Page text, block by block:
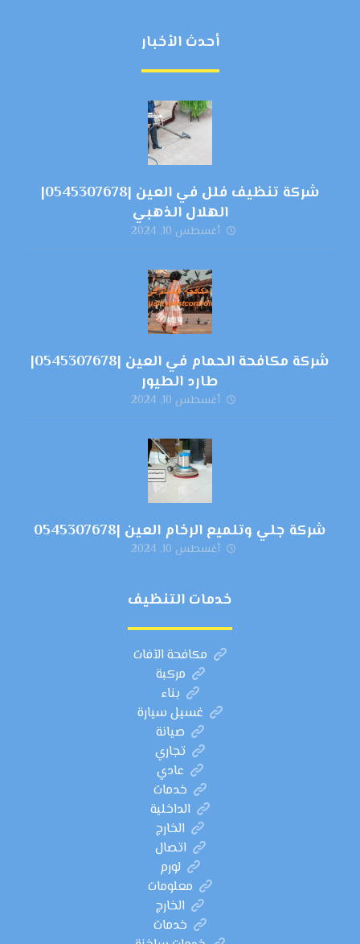
أحدث الأخبار
شركة تنظيف فلل في العين |0545307678|
الهلال الذهبي
أغسطس 10, 2024
شركة مكافحة الحمام في العين |0545307678|
طارد الطيور
أغسطس 10, 2024
شركة جلي وتلميع الرخام العين |0545307678
أغسطس 10, 2024
خدمات التنظيف
مكافحة الآفات
مركبة
بناء
غسيل سيارة
صيانة
تجاري
عادي
خدمات
الداخلية
الخارج
اتصال
لورم
معلومات
الخارج
خدمات